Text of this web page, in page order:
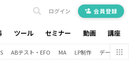
ツール セミナー 動画 講座
ログイン 会員登録
ABテスト・EFO MA LP制作 データ分析